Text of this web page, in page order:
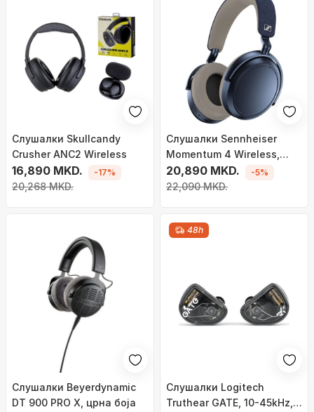
Слушалки Skullcandy
Crusher ANC2 Wireless
16,890 MKD.
20,268 MKD.
-17%
Слушалки Sennheiser
Momentum 4 Wireless,
сина боја
20,890 MKD.
22,090 MKD.
-5%
Слушалки Beyerdynamic
DT 900 PRO X, црна боја
48h
Слушалки Logitech
Truthear GATE, 10-45kHz,